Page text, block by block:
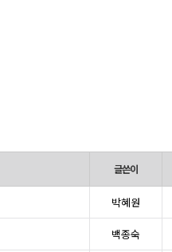
글쓴이
박혜원
백종숙